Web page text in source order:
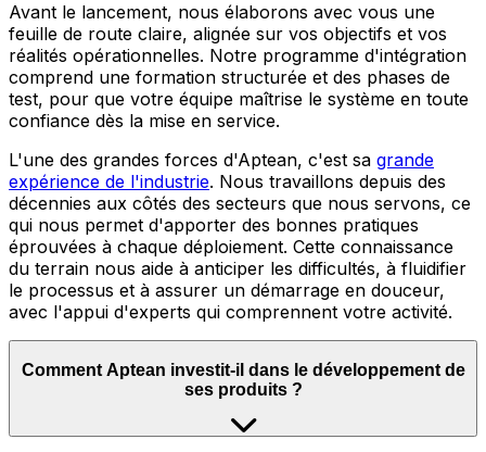
Avant le lancement, nous élaborons avec vous une
feuille de route claire, alignée sur vos objectifs et vos
réalités opérationnelles. Notre programme d'intégration
comprend une formation structurée et des phases de
test, pour que votre équipe maîtrise le système en toute
confiance dès la mise en service.
L'une des grandes forces d'Aptean, c'est sa grande
expérience de l'industrie. Nous travaillons depuis des
décennies aux côtés des secteurs que nous servons, ce
qui nous permet d'apporter des bonnes pratiques
éprouvées à chaque déploiement. Cette connaissance
du terrain nous aide à anticiper les difficultés, à fluidifier
le processus et à assurer un démarrage en douceur,
avec l'appui d'experts qui comprennent votre activité.
Comment Aptean investit-il dans le développement de
ses produits ?